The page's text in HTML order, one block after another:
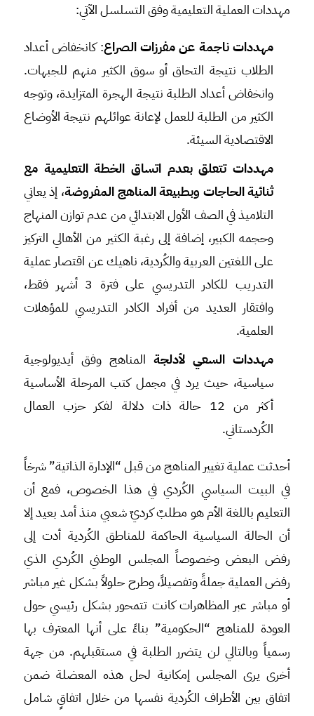
مهددات العملية التعليمية وفق التسلسل الآتي:
مهددات ناجمة عن مفرزات الصراع: كانخفاض أعداد
الطلاب نتيجة التحاق أو سوق الكثير منهم للجبهات.
وانخفاض أعداد الطلبة نتيجة الهجرة المتزايدة، وتوجه
الكثير من الطلبة للعمل لإعانة عوائلهم نتيجة الأوضاع
الاقتصادية السيئة.
مهددات تتعلق بعدم اتساق الخطة التعليمية مع
ثنائية الحاجات وبطبيعة المناهج المفروضة، إذ يعاني
التلاميذ في الصف الأول الابتدائي من عدم توازن المنهاج
وحجمه الكبير، إضافة إلى رغبة الكثير من الأهالي التركيز
على اللغتين العربية والكُردية، ناهيك عن اقتصار عملية
التدريب للكادر التدريسي على فترة 3 أشهر فقط،
وافتقار العديد من أفراد الكادر التدريسي للمؤهلات
العلمية.
مهددات السعي لأدلجةالمناهج وفق أيديولوجية
سياسية، حيث يرد في مجمل كتب المرحلة الأساسية
أكثر من 12 حالة ذات دلالة لفكر حزب العمال
الكُردستاني.
أحدثت عملية تغيير المناهج من قبل “الإدارة الذاتية” شرخاً
في البيت السياسي الكُردي في هذا الخصوص، فمع أن
التعليم باللغة الأم هو مطلبٌ كرديٌ شعبي منذ أمد بعيد إلا
أن الحالة السياسية الحاكمة للمناطق الكُردية أدت إلى
رفض البعض وخصوصاً المجلس الوطني الكُردي الذي
رفض العملية جملةً وتفصيلاً، وطرح حلولاً بشكل غير مباشر
أو مباشر عبر المظاهرات كانت تتمحور بشكل رئيسي حول
العودة للمناهج “الحكومية” بناءً على أنها المعترف بها
رسمياً وبالتالي لن يتضرر الطلبة في مستقبلهم. من جهة
أخرى يرى المجلس إمكانية لحل هذه المعضلة ضمن
اتفاق بين الأطراف الكُردية نفسها من خلال اتفاقٍ شامل